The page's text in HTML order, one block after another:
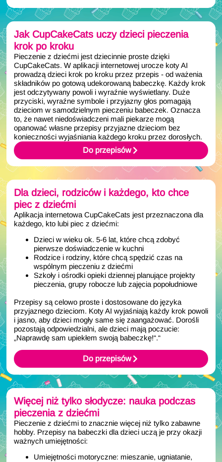
Jak CupCakeCats uczy dzieci pieczenia
krok po kroku
Pieczenie z dziećmi jest dziecinnie proste dzięki
CupCakeCats. W aplikacji internetowej urocze koty AI
prowadzą dzieci krok po kroku przez przepis - od ważenia
składników po gotową udekorowaną babeczkę. Każdy krok
jest odczytywany powoli i wyraźnie wyświetlany. Duże
przyciski, wyraźne symbole i przyjazny głos pomagają
dzieciom w samodzielnym pieczeniu babeczek. Oznacza
to, że nawet niedoświadczeni mali piekarze mogą
opanować własne przepisy przyjazne dzieciom bez
konieczności wyjaśniania każdego kroku przez dorosłych.
Do przepisów
Dla dzieci, rodziców i każdego, kto chce
piec z dziećmi
Aplikacja internetowa CupCakeCats jest przeznaczona dla
każdego, kto lubi piec z dziećmi:
Dzieci w wieku ok. 5-6 lat, które chcą zdobyć
pierwsze doświadczenie w kuchni
Rodzice i rodziny, które chcą spędzić czas na
wspólnym pieczeniu z dziećmi
Szkoły i ośrodki opieki dziennej planujące projekty
pieczenia, grupy robocze lub zajęcia popołudniowe
Przepisy są celowo proste i dostosowane do języka
przyjaznego dzieciom. Koty AI wyjaśniają każdy krok powoli
i jasno, aby dzieci mogły same się zaangażować. Dorośli
pozostają odpowiedzialni, ale dzieci mają poczucie:
„Naprawdę sam upiekłem swoją babeczkę!“.“
Do przepisów
Więcej niż tylko słodycze: nauka podczas
pieczenia z dziećmi
Pieczenie z dziećmi to znacznie więcej niż tylko zabawne
hobby. Przepisy na babeczki dla dzieci uczą je przy okazji
ważnych umiejętności:
Umiejętności motoryczne: mieszanie, ugniatanie,